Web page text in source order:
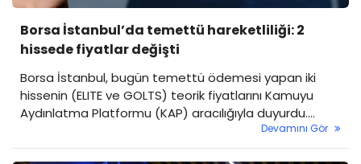
Borsa İstanbul’da temettü hareketliliği: 2
hissede fiyatlar değişti
Borsa İstanbul, bugün temettü ödemesi yapan iki
hissenin (ELITE ve GOLTS) teorik fiyatlarını Kamuyu
Aydınlatma Platformu (KAP) aracılığıyla duyurdu.
Şirketlerin temettü dağıtımı sonrasında hisse
fiyatlarında düzeltmeye gidildi.
Devamını Gör